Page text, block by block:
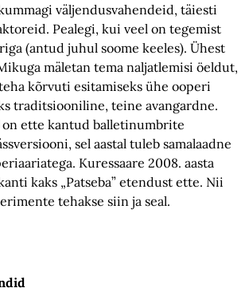
väljendusvahendeid, täiesti
Pealegi, kui veel on tegemist
(antud juhul soome keeles). Ühest
mäletan tema naljatlemisi öeldut,
kõrvuti esitamiseks ühe ooperi
traditsiooniline, teine avangardne.
ette kantud balletinumbrite
sel aastal tuleb samalaadne
Kuressaare 2008. aasta
kaks „Patseba” etendust ette. Nii
tehakse siin ja seal.